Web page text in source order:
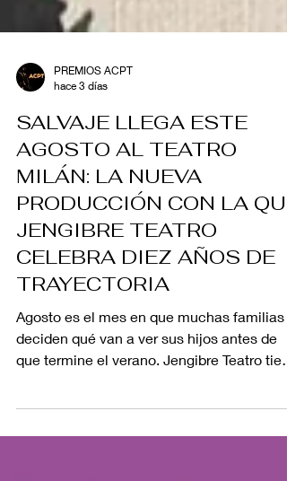
hace 3 días
SALVAJE LLEGA ESTE
AGOSTO AL TEATRO
MILÁN: LA NUEVA
PRODUCCIÓN CON LA QUE
JENGIBRE TEATRO
CELEBRA DIEZ AÑOS DE
TRAYECTORIA
Agosto es el mes en que muchas familias
deciden qué van a ver sus hijos antes de
una propuesta puntual para esa pregunta: